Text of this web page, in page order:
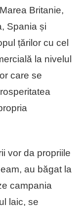
Britanie,
Spania și
țărilor cu cel
la nivelul
care se
vor da propriile
au băgat la
campania
laic, se